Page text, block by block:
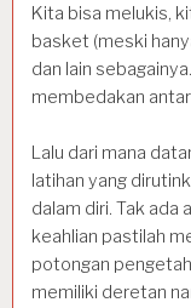
Kita bisa melukis,
basket (meski
dan lain
membedakan
Lalu dari mana
latihan yang
dalam diri. Tak ada
keahlian pastilah
potongan
memiliki deretan